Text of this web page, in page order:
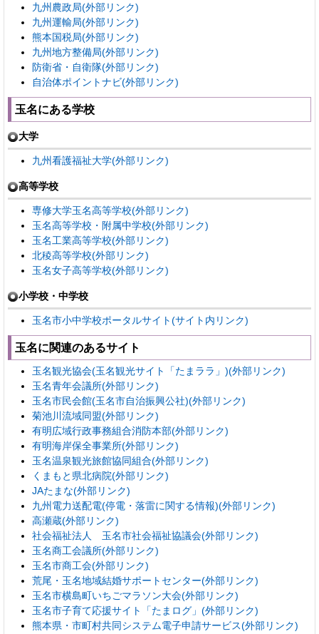
九州農政局(外部リンク)
九州運輸局(外部リンク)
熊本国税局(外部リンク)
九州地方整備局(外部リンク)
防衛省・自衛隊(外部リンク)
自治体ポイントナビ(外部リンク)
玉名にある学校
大学
九州看護福祉大学(外部リンク)
高等学校
専修大学玉名高等学校(外部リンク)
玉名高等学校・附属中学校(外部リンク)
玉名工業高等学校(外部リンク)
北稜高等学校(外部リンク)
玉名女子高等学校(外部リンク)
小学校・中学校
玉名市小中学校ポータルサイト(サイト内リンク)
玉名に関連のあるサイト
玉名観光協会(玉名観光サイト「たまララ」)(外部リンク)
玉名青年会議所(外部リンク)
玉名市民会館(玉名市自治振興公社)(外部リンク)
菊池川流域同盟(外部リンク)
有明広域行政事務組合消防本部(外部リンク)
有明海岸保全事業所(外部リンク)
玉名温泉観光旅館協同組合(外部リンク)
くまもと県北病院(外部リンク)
JAたまな(外部リンク)
九州電力送配電(停電・落雷に関する情報)(外部リンク)
高瀬蔵(外部リンク)
社会福祉法人 玉名市社会福祉協議会(外部リンク)
玉名商工会議所(外部リンク)
玉名市商工会(外部リンク)
荒尾・玉名地域結婚サポートセンター(外部リンク)
玉名市横島町いちごマラソン大会(外部リンク)
玉名市子育て応援サイト「たまログ」(外部リンク)
熊本県・市町村共同システム電子申請サービス(外部リンク)